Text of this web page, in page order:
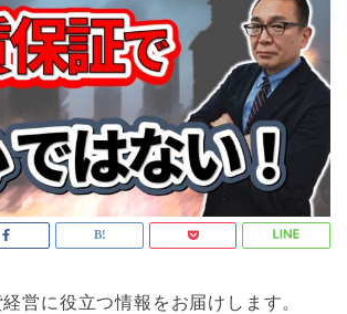
営に役立つ情報をお届けします。